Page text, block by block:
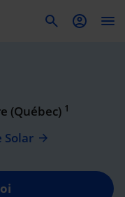
(Québec) 1
Solar